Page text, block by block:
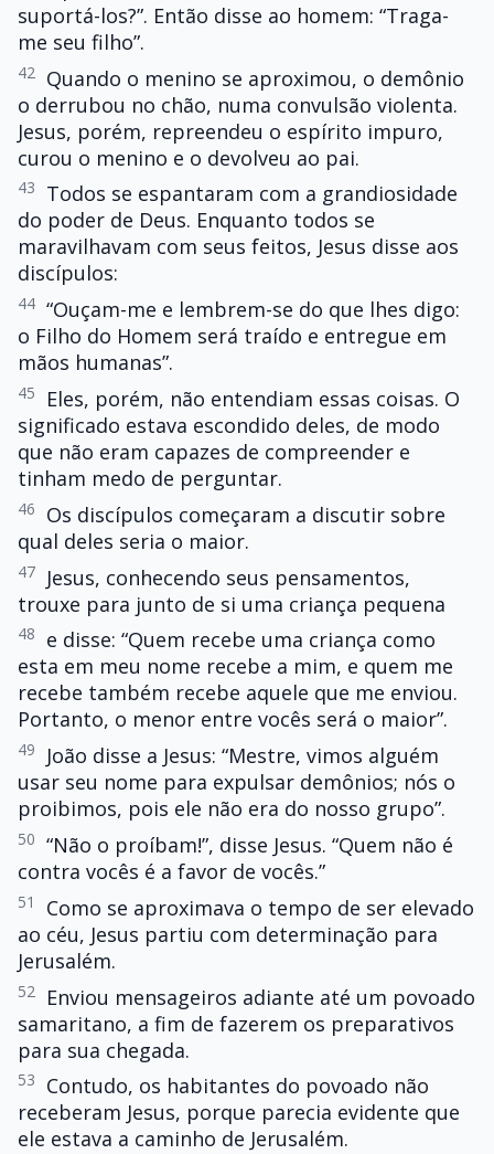
suportá-los?”. Então disse ao homem: “Traga-
me seu filho”.
42
Quando o menino se aproximou, o demônio
o derrubou no chão, numa convulsão violenta.
Jesus, porém, repreendeu o espírito impuro,
curou o menino e o devolveu ao pai.
43
Todos se espantaram com a grandiosidade
do poder de Deus. Enquanto todos se
maravilhavam com seus feitos, Jesus disse aos
discípulos:
44 “Ouçam-me e lembrem-se do que lhes digo:
o Filho do Homem será traído e entregue em
mãos humanas”.
45
Eles, porém, não entendiam essas coisas. O
significado estava escondido deles, de modo
que não eram capazes de compreender e
tinham medo de perguntar.
46
Os discípulos começaram a discutir sobre
qual deles seria o maior.
47
Jesus, conhecendo seus pensamentos,
trouxe para junto de si uma criança pequena
48
e disse: “Quem recebe uma criança como
esta em meu nome recebe a mim, e quem me
recebe também recebe aquele que me enviou.
Portanto, o menor entre vocês será o maior”.
49
João disse a Jesus: “Mestre, vimos alguém
usar seu nome para expulsar demônios; nós o
proibimos, pois ele não era do nosso grupo”.
50 “Não o proíbam!”, disse Jesus. “Quem não é
contra vocês é a favor de vocês.”
51
Como se aproximava o tempo de ser elevado
ao céu, Jesus partiu com determinação para
Jerusalém.
52
Enviou mensageiros adiante até um povoado
samaritano, a fim de fazerem os preparativos
para sua chegada.
53
Contudo, os habitantes do povoado não
receberam Jesus, porque parecia evidente que
ele estava a caminho de Jerusalém.